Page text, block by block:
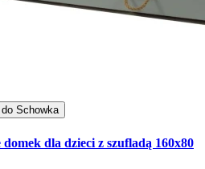
do Schowka
dla dzieci z szufladą 160x80